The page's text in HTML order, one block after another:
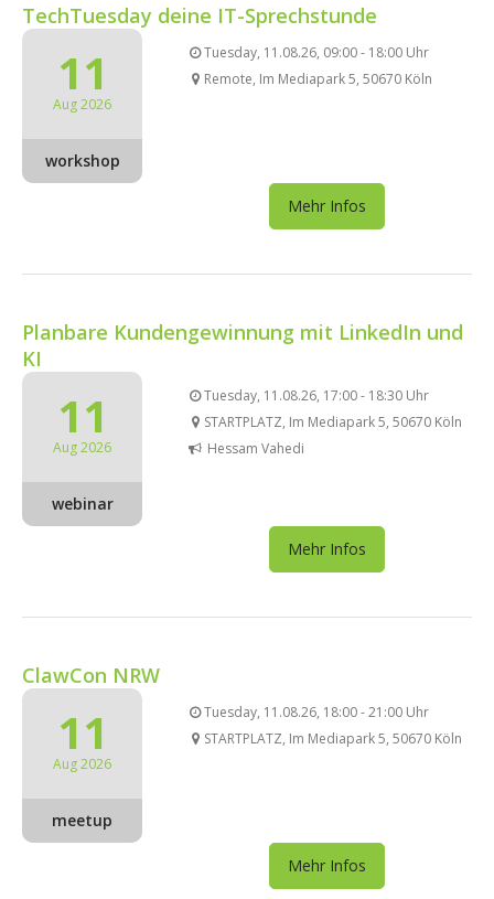
TechTuesday deine IT-Sprechstunde
11
Aug 2026
workshop
Tuesday, 11.08.26, 09:00 - 18:00 Uhr
Remote, Im Mediapark 5, 50670 Köln
Mehr Infos
Planbare Kundengewinnung mit LinkedIn und
KI
11
Aug 2026
webinar
Tuesday, 11.08.26, 17:00 - 18:30 Uhr
STARTPLATZ, Im Mediapark 5, 50670 Köln
Hessam Vahedi
Mehr Infos
ClawCon NRW
11
Aug 2026
meetup
Tuesday, 11.08.26, 18:00 - 21:00 Uhr
STARTPLATZ, Im Mediapark 5, 50670 Köln
Mehr Infos